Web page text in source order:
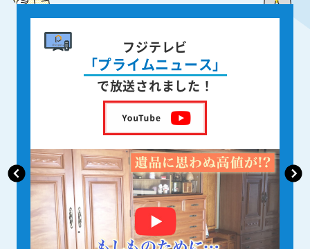
書籍出版
身近な人が
亡くなった後の遺品整理
を出版しました！